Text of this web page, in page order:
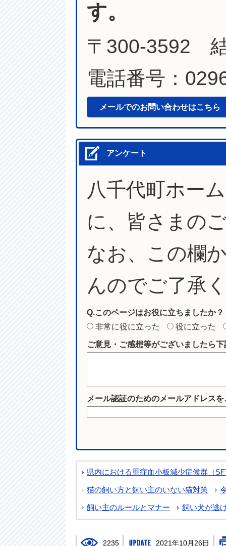
す。
〒300-3592
電話番号：
メールでのお問い合わせはこちら
アンケート
八千代町ホー
に、皆さまの
なお、この欄
んのでご了承
Q.このページはお役に立ちましたか？
非常に役に立った
役に立った
ご意見・ご感想等がございましたら
メール認証のためのメールアドレス
県内における重症血小板減少症候群（
猫の飼い方と飼い主のいない猫対策
飼い主のルールとマナー 飼い犬が逃
2235 2021年10月26日